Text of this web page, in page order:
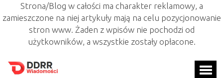
Strona/Blog w całości ma charakter reklamowy, a
zamieszczone na niej artykuły mają na celu pozycjonowanie
stron www. Żaden z wpisów nie pochodzi od
użytkowników, a wszystkie zostały opłacone.